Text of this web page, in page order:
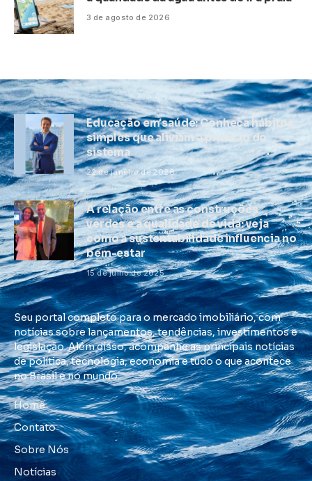
3 de agosto de 2026
Educação em saúde: Conheça hábitos
simples que aliviam a pressão do
sistema
22 de janeiro de 2026
A relação entre as construções
verdes e a qualidade de vida: veja
como a sustentabilidade influencia no
bem-estar
15 de julho de 2025
Seu portal completo para o mercado imobiliário, com
notícias sobre lançamentos, tendências, investimentos e
legislação. Além disso, acompanhe as principais notícias
de política, tecnologia, economia e tudo o que acontece
no Brasil e no mundo.
Home
Contato
Sobre Nós
Notícias